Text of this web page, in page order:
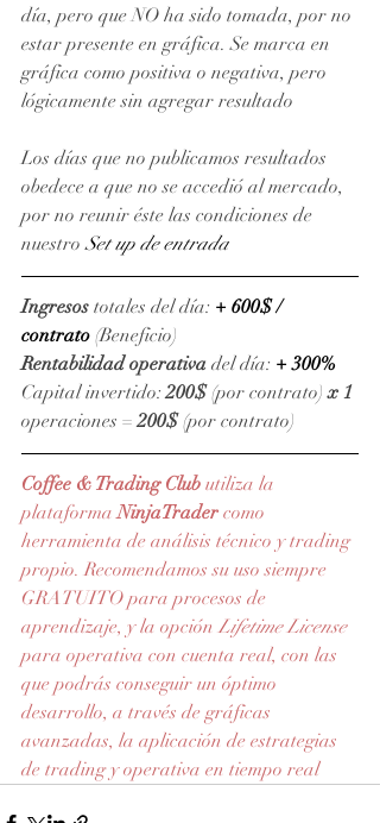
día, pero que NO ha sido tomada, por no
estar presente en gráfica. Se marca en
gráfica como positiva o negativa, pero
lógicamente sin agregar resultado
Los días que no publicamos resultados
obedece a que no se accedió al mercado,
por no reunir éste las condiciones de
nuestro Set up de entrada
Ingresos totales del día: + 600$ /
contrato (Beneficio)
Rentabilidad operativa del día: + 300%
Capital invertido: 200$ (por contrato) x 1
operaciones = 200$ (por contrato)
Coffee & Trading Club utiliza la
plataforma NinjaTrader como
herramienta de análisis técnico y trading
propio. Recomendamos su uso siempre
GRATUITO para procesos de
aprendizaje, y la opción Lifetime License
para operativa con cuenta real, con las
que podrás conseguir un óptimo
desarrollo, a través de gráficas
avanzadas, la aplicación de estrategias
de trading y operativa en tiempo real